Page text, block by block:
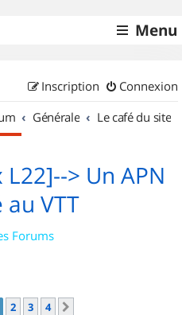
Menu
Connexion
Inscription
Générale Le café du site
> Un APN
VTT
Forums
2 3 4